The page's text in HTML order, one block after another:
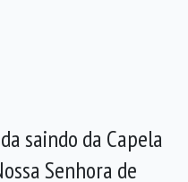
saindo da Capela
Senhora de